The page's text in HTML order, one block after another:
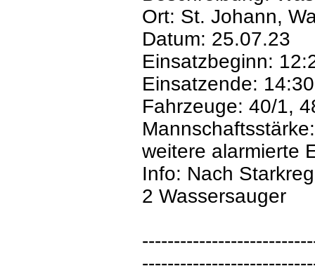
Ort: St. Johann,
Datum: 25.07.23
Einsatzbeginn:
Einsatzende: 14:30
Fahrzeuge: 40/1,
Mannschaftsstärke:
weitere alarmierte
Info: Nach
2 Wassersauger